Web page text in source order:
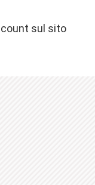
sul sito